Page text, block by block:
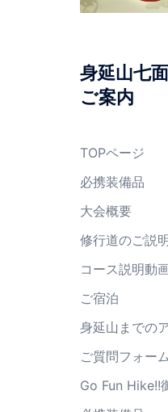
身延山七
ご案内
TOPページ
必携装備品
大会概要
修行道のご説
コース説明動
ご宿泊
身延山までの
ご質問フォー
Go Fun Hike!!